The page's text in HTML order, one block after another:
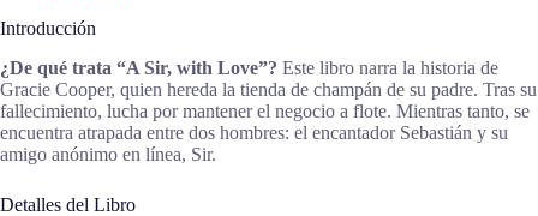
Introducción
¿De qué trata “A Sir, with Love”? Este libro narra la historia de
Gracie Cooper, quien hereda la tienda de champán de su padre. Tras su
fallecimiento, lucha por mantener el negocio a flote. Mientras tanto, se
encuentra atrapada entre dos hombres: el encantador Sebastián y su
amigo anónimo en línea, Sir.
Detalles del Libro